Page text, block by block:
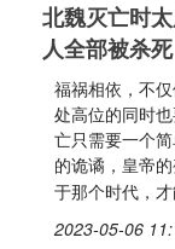
北魏灭亡时
人全部被杀死
福祸相依，不
处高位的同时
亡只需要一个
的诡谲，皇帝
于那个时代，
2023-05-06